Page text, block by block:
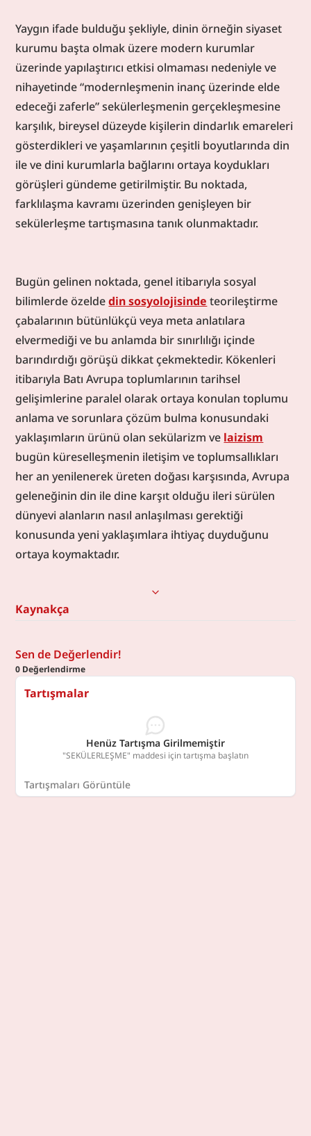
Yaygın ifade bulduğu şekliyle, dinin örneğin siyaset
kurumu başta olmak üzere modern kurumlar
üzerinde yapılaştırıcı etkisi olmaması nedeniyle ve
nihayetinde “modernleşmenin inanç üzerinde elde
edeceği zaferle” sekülerleşmenin gerçekleşmesine
karşılık, bireysel düzeyde kişilerin dindarlık emareleri
gösterdikleri ve yaşamlarının çeşitli boyutlarında din
ile ve dini kurumlarla bağlarını ortaya koydukları
görüşleri gündeme getirilmiştir. Bu noktada,
farklılaşma kavramı üzerinden genişleyen bir
sekülerleşme tartışmasına tanık olunmaktadır.
Bugün gelinen noktada, genel itibarıyla sosyal
bilimlerde özelde din sosyolojisinde teorileştirme
çabalarının bütünlükçü veya meta anlatılara
elvermediği ve bu anlamda bir sınırlılığı içinde
barındırdığı görüşü dikkat çekmektedir. Kökenleri
itibarıyla Batı Avrupa toplumlarının tarihsel
gelişimlerine paralel olarak ortaya konulan toplumu
anlama ve sorunlara çözüm bulma konusundaki
yaklaşımların ürünü olan sekülarizm ve laizism
bugün küreselleşmenin iletişim ve toplumsallıkları
her an yenilenerek üreten doğası karşısında, Avrupa
geleneğinin din ile dine karşıt olduğu ileri sürülen
dünyevi alanların nasıl anlaşılması gerektiği
konusunda yeni yaklaşımlara ihtiyaç duyduğunu
ortaya koymaktadır.
Kaynakça
Sen de Değerlendir!
0 Değerlendirme
Tartışmalar
Henüz Tartışma Girilmemiştir
"SEKÜLERLEŞME" maddesi için tartışma başlatın
Tartışmaları Görüntüle